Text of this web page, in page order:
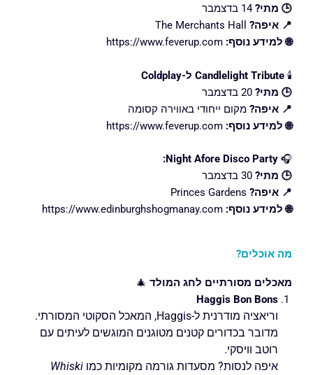
🕒 מתי?14 בדצמבר
📍 איפה?
🌐 למידע נוסף: https://www.feverup.com
🕯️ Candlelight Tribute ל-Coldplay
🕒 מתי?
📍 איפה? מקום ייחודי באווירה קסומה
🌐 למידע נוסף: https://www.feverup.com
🎧
Night Afore Disco Party:
🕒 מתי?
📍 איפה?
🌐 למידע נוסף: https://www.edinburghshogmanay.com
מה אוכלים?
מאכלים מסורתיים לחג המולד 🎄
Haggis Bon Bons
וריאציה מודרנית ל-Haggis, המאכל הסקוטי המסורתי.
מדובר בכדורים קטנים מטוגנים המוגשים לעיתים עם
רוטב וויסקי.
איפה לנסות? מסעדות גורמה מקומיות כמו Whiski